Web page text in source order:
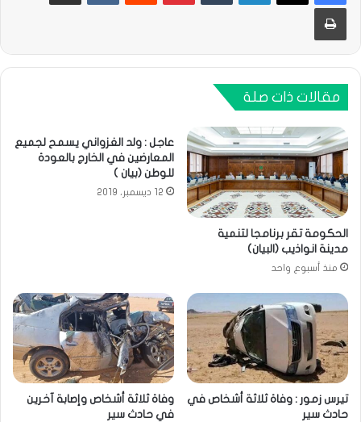
طباعة
مقالات ذات صلة
الحكومة تقر برنامجا لتنمية
مدينة انواذيب (البيان)
منذ أسبوع واحد
عاجل : ولد الغزواني يسمح لجميع
المعارضين في الخارج بالعودة
للوطن (بيان )
12 ديسمبر، 2019
تيرس زمور : وفاة ثلاثة أشخاص في
حادث سير
وفاة ثلاثة أشخاص وإصابة آخرين
في حادث سير